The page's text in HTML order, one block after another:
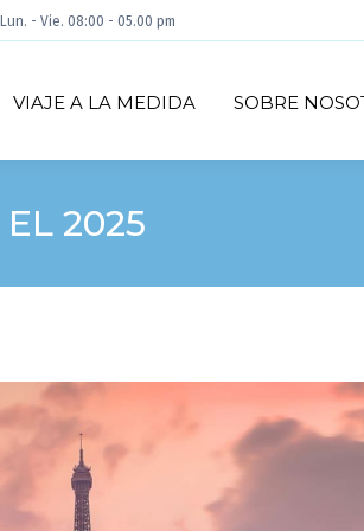
Lun. - Vie. 08:00 - 05.00 pm
VIAJE A LA MEDIDA SOBRE
2025